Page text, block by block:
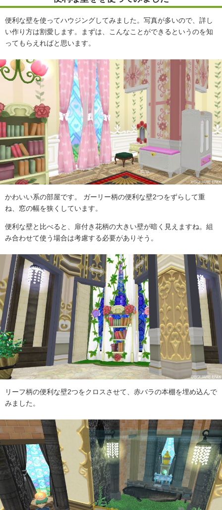
便利な壁を使ってハウジングしてみました。写真が多いので、詳し
い作り方は割愛します。まずは、こんなことができるというのを知
ってもらえればと思います。
かわいい系の部屋です。 ガーリー柄の便利な壁2つをずらして重
ね、窓の幅を狭くしています。
便利な壁と比べると、扉付き花柄の大きい壁が暗く見えますね。組
み合わせて使う場合は考慮する必要がありそう。
リーフ柄の便利な壁2つをクロスさせて、赤バラの本棚を埋め込んで
みました。